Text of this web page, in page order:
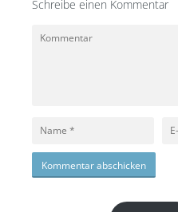
Schreibe einen Kommentar
Kommentar
Name
E-